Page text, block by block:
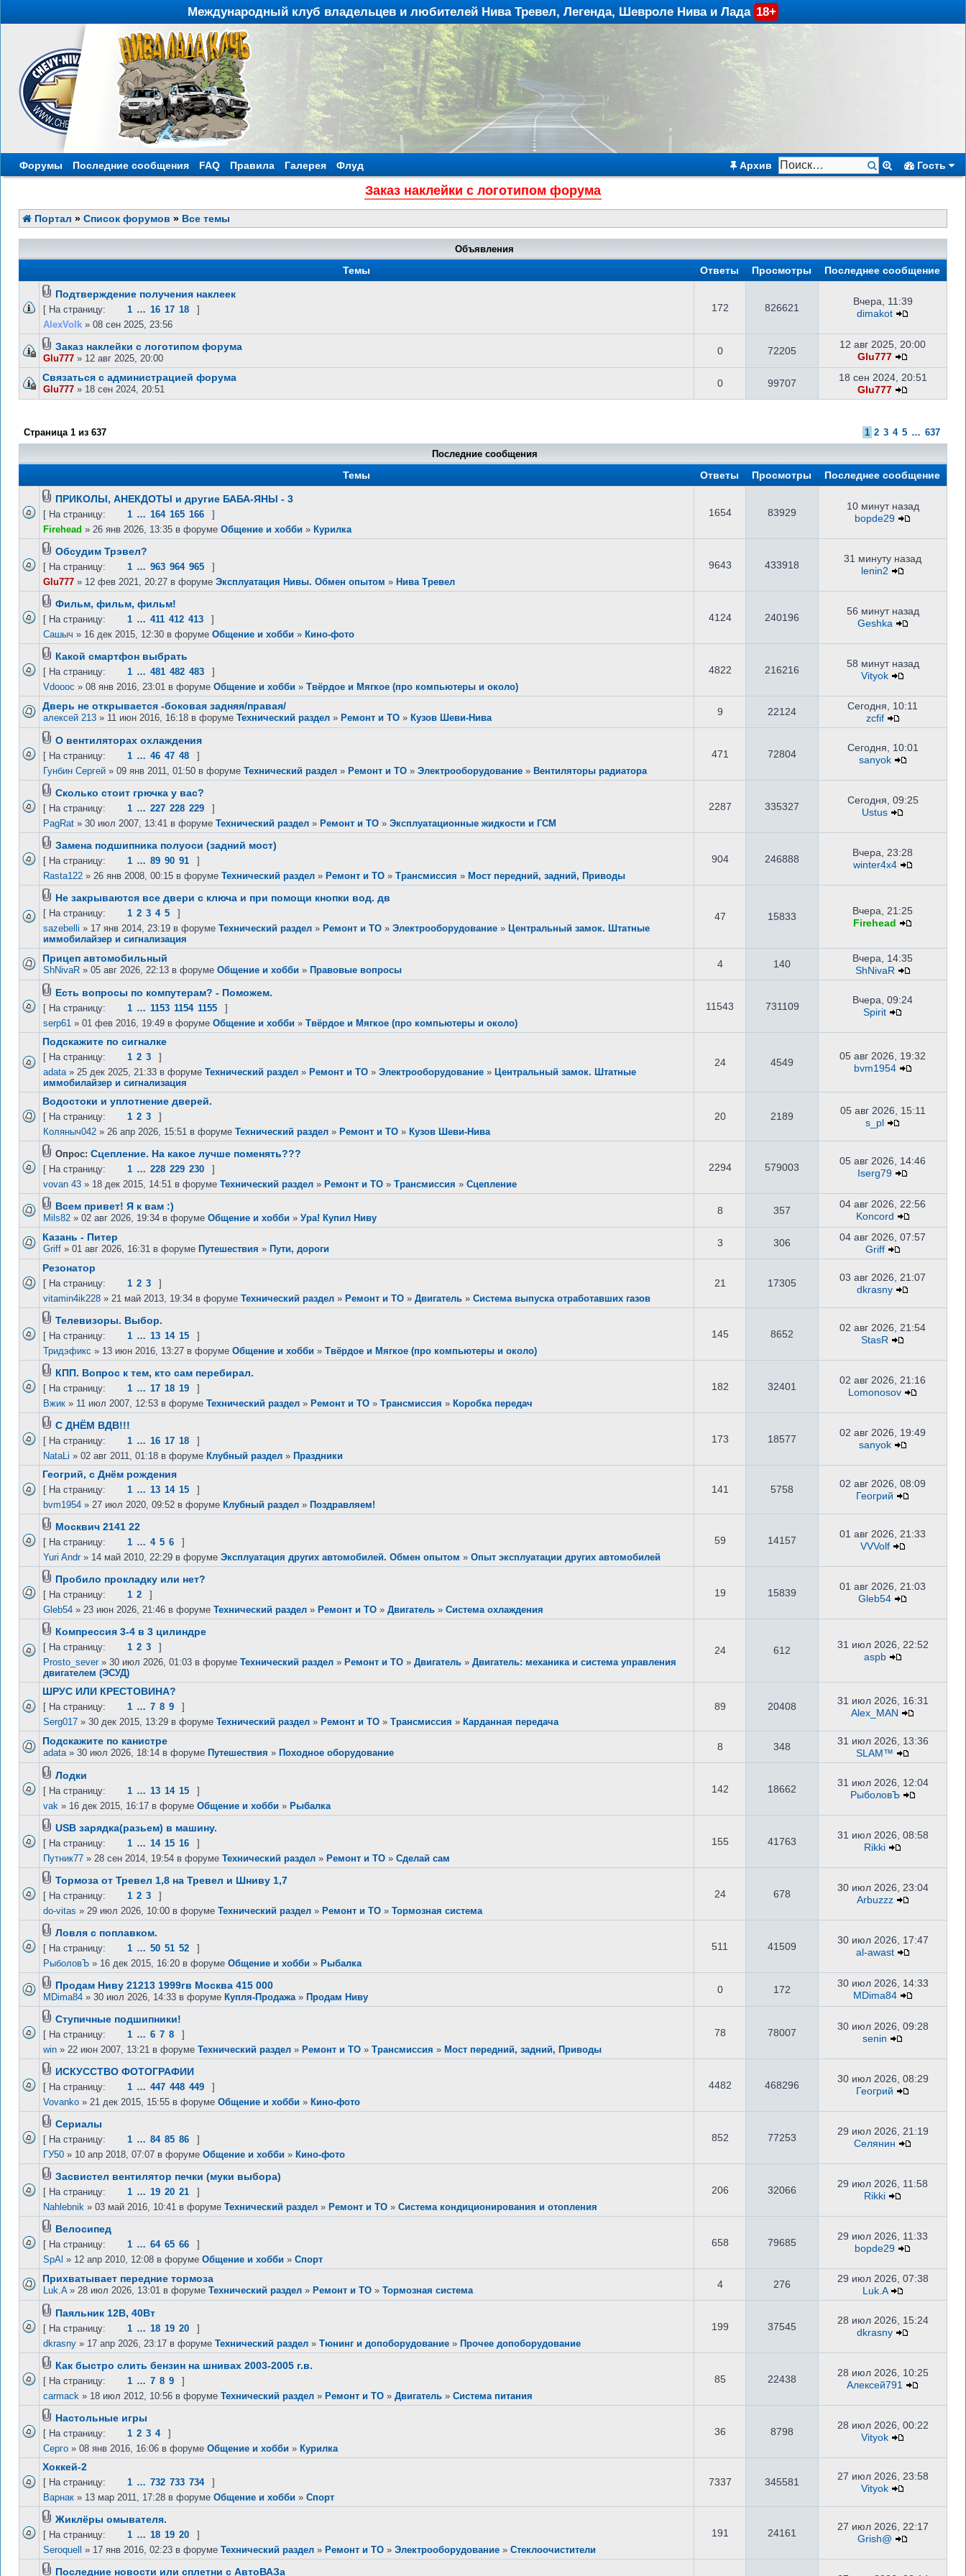
Международный клуб владельцев и любителей Нива Тревел, Легенда, Шевроле Нива и Лада 18+
Архив Гость
Форумы Последние сообщения FAQ Правила Галерея Флуд
Заказ наклейки с логотипом форума
Портал » Список форумов » Все темы
Объявления
Темы Ответы Просмотры Последнее сообщение
Подтверждение получения наклеек
[ На страницу: 1 … 16 17 18
]
AlexVolk » 08 сен 2025, 23:56
172 826621
Вчера, 11:39
dimakot
Заказ наклейки с логотипом форума
Glu777 » 12 авг 2025, 20:00
0 72205
12 авг 2025, 20:00
Glu777
Связаться с администрацией форума
Glu777 » 18 сен 2024, 20:51
0 99707
18 сен 2024, 20:51
Glu777
Страница 1 из 637 1 2 3 4 5 … 637
Последние сообщения
Темы Ответы Просмотры Последнее сообщение
ПРИКОЛЫ, АНЕКДОТЫ и другие БАБА-ЯНЫ - 3
[ На страницу: 1 … 164 165 166
]
Firehead » 26 янв 2026, 13:35 в форуме Общение и хобби » Курилка
1654 83929
10 минут назад
bopde29
Обсудим Трэвел?
[ На страницу: 1 … 963 964 965
]
Glu777 » 12 фев 2021, 20:27 в форуме Эксплуатация Нивы. Обмен опытом » Нива Тревел
9643 433918
31 минуту назад
lenin2
Фильм, фильм, фильм!
[ На страницу: 1 … 411 412 413
]
Сашыч » 16 дек 2015, 12:30 в форуме Общение и хобби » Кино-фото
4124 240196
56 минут назад
Geshka
Какой смартфон выбрать
[ На страницу: 1 … 481 482 483
]
Vdoooc » 08 янв 2016, 23:01 в форуме Общение и хобби » Твёрдое и Мягкое (про компьютеры и около)
4822 216216
58 минут назад
Vityok
Дверь не открывается -боковая задняя/правая/
алексей 213 » 11 июн 2016, 16:18 в форуме Технический раздел » Ремонт и ТО » Кузов Шеви-Нива
9 22124
Сегодня, 10:11
zcfif
О вентиляторах охлаждения
[ На страницу: 1 … 46 47 48
]
Гунбин Сергей » 09 янв 2011, 01:50 в форуме Технический раздел » Ремонт и ТО » Электрооборудование » Вентиляторы радиатора
471 72804
Сегодня, 10:01
sanyok
Сколько стоит грючка у вас?
[ На страницу: 1 … 227 228 229
]
PagRat » 30 июл 2007, 13:41 в форуме Технический раздел » Ремонт и ТО » Эксплуатационные жидкости и ГСМ
2287 335327
Сегодня, 09:25
Ustus
Замена подшипника полуоси (задний мост)
[ На страницу: 1 … 89 90 91
]
Rasta122 » 26 янв 2008, 00:15 в форуме Технический раздел » Ремонт и ТО » Трансмиссия » Мост передний, задний, Приводы
904 246888
Вчера, 23:28
winter4x4
Не закрываются все двери с ключа и при помощи кнопки вод. дв
[ На страницу: 1 2 3 4 5
]
sazebelli » 17 янв 2014, 23:19 в форуме Технический раздел » Ремонт и ТО » Электрооборудование » Центральный замок. Штатные
иммобилайзер и сигнализация
47 15833
Вчера, 21:25
Firehead
Прицеп автомобильный
ShNivaR » 05 авг 2026, 22:13 в форуме Общение и хобби » Правовые вопросы
4 140
Вчера, 14:35
ShNivaR
Есть вопросы по компутерам? - Поможем.
[ На страницу: 1 … 1153 1154 1155
]
serp61 » 01 фев 2016, 19:49 в форуме Общение и хобби » Твёрдое и Мягкое (про компьютеры и около)
11543 731109
Вчера, 09:24
Spirit
Подскажите по сигналке
[ На страницу: 1 2 3
]
adata» 25 дек 2025, 21:33 в форуме Технический раздел » Ремонт и ТО » Электрооборудование » Центральный замок. Штатные
иммобилайзер и сигнализация
24 4549
05 авг 2026, 19:32
bvm1954
Водостоки и уплотнение дверей.
[ На страницу: 1 2 3
]
Коляныч042 » 26 апр 2026, 15:51 в форуме Технический раздел » Ремонт и ТО » Кузов Шеви-Нива
20 2189
05 авг 2026, 15:11
s_pl
Опрос: Сцепление. На какое лучше поменять???
[ На страницу: 1 … 228 229 230
]
vovan 43 » 18 дек 2015, 14:51 в форуме Технический раздел » Ремонт и ТО » Трансмиссия » Сцепление
2294 579003
05 авг 2026, 14:46
Iserg79
Всем привет! Я к вам :)
Mils82 » 02 авг 2026, 19:34 в форуме Общение и хобби » Ура! Купил Ниву
8 357
04 авг 2026, 22:56
Koncord
Казань - Питер
Griff » 01 авг 2026, 16:31 в форуме Путешествия » Пути, дороги
3 306
04 авг 2026, 07:57
Griff
Резонатор
[ На страницу: 1 2 3
]
vitamin4ik228 » 21 май 2013, 19:34 в форуме Технический раздел » Ремонт и ТО » Двигатель » Система выпуска отработавших газов
21 17305
03 авг 2026, 21:07
dkrasny
Телевизоры. Выбор.
[ На страницу: 1 … 13 14 15
]
Тридэфикс » 13 июн 2016, 13:27 в форуме Общение и хобби » Твёрдое и Мягкое (про компьютеры и около)
145 8652
02 авг 2026, 21:54
StasR
КПП. Вопрос к тем, кто сам перебирал.
[ На страницу: 1 … 17 18 19
]
Вжик » 11 июл 2007, 12:53 в форуме Технический раздел » Ремонт и ТО » Трансмиссия » Коробка передач
182 32401
02 авг 2026, 21:16
Lomonosov
С ДНЁМ ВДВ!!!
[ На страницу: 1 … 16 17 18
]
NataLi » 02 авг 2011, 01:18 в форуме Клубный раздел » Праздники
173 18577
02 авг 2026, 19:49
sanyok
Геогрий, с Днём рождения
[ На страницу: 1 … 13 14 15
]
bvm1954 » 27 июл 2020, 09:52 в форуме Клубный раздел » Поздравляем!
141 5758
02 авг 2026, 08:09
Геогрий
Москвич 2141 22
[ На страницу: 1 … 4 5 6
]
Yuri Andr» 14 май 2010, 22:29 в форуме Эксплуатация других автомобилей. Обмен опытом » Опыт эксплуатации других автомобилей
59 14157
01 авг 2026, 21:33
VVVolf
Пробило прокладку или нет?
[ На страницу: 1 2
]
Gleb54 » 23 июн 2026, 21:46 в форуме Технический раздел » Ремонт и ТО » Двигатель » Система охлаждения
19 15839
01 авг 2026, 21:03
Gleb54
Компрессия 3-4 в 3 цилиндре
[ На страницу: 1 2 3
]
Prosto_sever» 30 июл 2026, 01:03 в форуме Технический раздел » Ремонт и ТО » Двигатель » Двигатель: механика и система управления
двигателем (ЭСУД)
24 612
31 июл 2026, 22:52
aspb
ШРУС ИЛИ КРЕСТОВИНА?
[ На страницу: 1 … 7 8 9
]
Serg017 » 30 дек 2015, 13:29 в форуме Технический раздел » Ремонт и ТО » Трансмиссия » Карданная передача
89 20408
31 июл 2026, 16:31
Alex_MAN
Подскажите по канистре
adata» 30 июл 2026, 18:14 в форуме Путешествия » Походное оборудование
8 348
31 июл 2026, 13:36
SLAM™
Лодки
[ На страницу: 1 … 13 14 15
]
vak » 16 дек 2015, 16:17 в форуме Общение и хобби » Рыбалка
142 18662
31 июл 2026, 12:04
РыболовЪ
USB зарядка(разьем) в машину.
[ На страницу: 1 … 14 15 16
]
Путник77 » 28 сен 2014, 19:54 в форуме Технический раздел » Ремонт и ТО » Сделай сам
155 41763
31 июл 2026, 08:58
Rikki
Тормоза от Тревел 1,8 на Тревел и Шниву 1,7
[ На страницу: 1 2 3
]
do-vitas » 29 июл 2026, 10:00 в форуме Технический раздел » Ремонт и ТО » Тормозная система
24 678
30 июл 2026, 23:04
Arbuzzz
Ловля с поплавком.
[ На страницу: 1 … 50 51 52
]
РыболовЪ » 16 дек 2015, 16:20 в форуме Общение и хобби » Рыбалка
511 41509
30 июл 2026, 17:47
al-awast
Продам Ниву 21213 1999гв Москва 415 000
MDima84 » 30 июл 2026, 14:33 в форуме Купля-Продажа» Продам Ниву
0 172
30 июл 2026, 14:33
MDima84
Ступичные подшипники!
[ На страницу: 1 … 6 7 8
]
win » 22 июн 2007, 13:21 в форуме Технический раздел » Ремонт и ТО » Трансмиссия » Мост передний, задний, Приводы
78 78007
30 июл 2026, 09:28
senin
ИСКУССТВО ФОТОГРАФИИ
[ На страницу: 1 … 447 448 449
]
Vovanko » 21 дек 2015, 15:55 в форуме Общение и хобби » Кино-фото
4482 468296
30 июл 2026, 08:29
Геогрий
Сериалы
[ На страницу: 1 … 84 85 86
]
ГУ50 » 10 апр 2018, 07:07 в форуме Общение и хобби » Кино-фото
852 77253
29 июл 2026, 21:19
Селянин
Засвистел вентилятор печки (муки выбора)
[ На страницу: 1 … 19 20 21
]
Nahlebnik » 03 май 2016, 10:41 в форуме Технический раздел » Ремонт и ТО » Система кондиционирования и отопления
206 32066
29 июл 2026, 11:58
Rikki
Велосипед
[ На страницу: 1 … 64 65 66
]
SpAl » 12 апр 2010, 12:08 в форуме Общение и хобби » Спорт
658 79685
29 июл 2026, 11:33
bopde29
Прихватывает передние тормоза
Luk.A» 28 июл 2026, 13:01 в форуме Технический раздел » Ремонт и ТО » Тормозная система
4 276
29 июл 2026, 07:38
Luk.A
Паяльник 12В, 40Вт
[ На страницу: 1 … 18 19 20
]
dkrasny » 17 апр 2026, 23:17 в форуме Технический раздел » Тюнинг и допоборудование » Прочее допоборудование
199 37545
28 июл 2026, 15:24
dkrasny
Как быстро слить бензин на шнивах 2003-2005 г.в.
[ На страницу: 1 … 7 8 9
]
carmack » 18 июл 2012, 10:56 в форуме Технический раздел » Ремонт и ТО » Двигатель » Система питания
85 22438
28 июл 2026, 10:25
Алексей791
Настольные игры
[ На страницу: 1 2 3 4
]
Серго » 08 янв 2016, 16:06 в форуме Общение и хобби » Курилка
36 8798
28 июл 2026, 00:22
Vityok
Хоккей-2
[ На страницу: 1 … 732 733 734
]
Варнак » 13 мар 2011, 17:28 в форуме Общение и хобби » Спорт
7337 345581
27 июл 2026, 23:58
Vityok
Жиклёры омывателя.
[ На страницу: 1 … 18 19 20
]
Seroquell
» 17 янв 2016, 02:23 в форуме Технический раздел » Ремонт и ТО » Электрооборудование » Стеклоочистители
191 24161
27 июл 2026, 22:17
Grish@
Последние новости или сплетни с АвтоВАЗа